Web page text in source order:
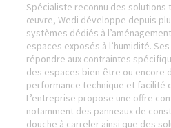
Spécialiste reconnu des solutions
œuvre, Wedi développe depuis
systèmes dédiés à
espaces exposés à l’humidité.
répondre aux contraintes
des espaces bien-être ou encore
performance technique et facilité
L’entreprise propose une offre
notamment des panneaux de
douche à carreler ainsi que des